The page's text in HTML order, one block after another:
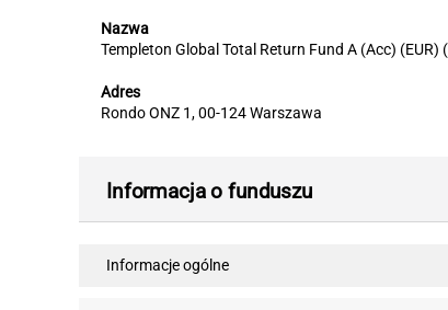
Nazwa
Templeton Global Total Return Fund A (Acc) (EUR)
Adres
Rondo ONZ 1, 00-124 Warszawa
Informacja o funduszu
Informacje ogólne